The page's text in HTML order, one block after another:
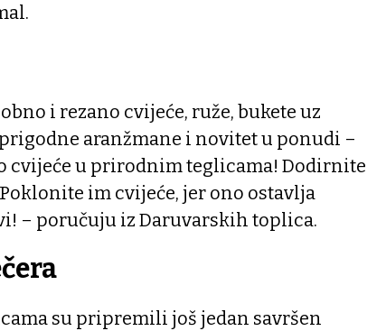
i rezano cvijeće, ruže, bukete uz
aranžmane i novitet u ponudi –
cvijeće u prirodnim teglicama! Dodirnite
im cvijeće, jer ono ostavlja
– poručuju iz Daruvarskih toplica.
su pripremili još jedan savršen